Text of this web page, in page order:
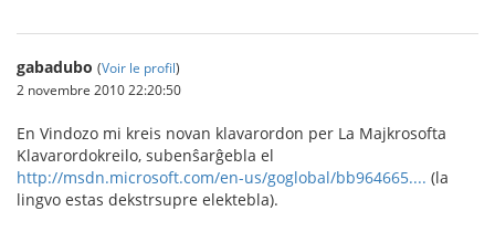
gabadubo (Voir le profil)
2 novembre 2010 22:20:50
En Vindozo mi kreis novan klavarordon per La Majkrosofta
Klavarordokreilo, subenŝarĝebla el
http://msdn.microsoft.com/en-us/goglobal/bb964665.... (la
lingvo estas dekstrsupre elektebla).